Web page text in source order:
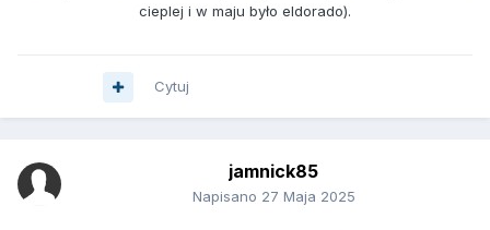
cieplej i w maju było eldorado).
Cytuj
jamnick85
Napisano 27 Maja 2025